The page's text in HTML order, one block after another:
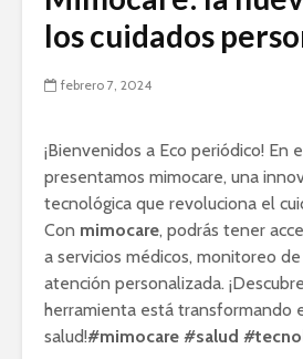
los cuidados
febrero 7, 2024
¡Bienvenidos a Eco periódico! En
presentamos mimocare, una
tecnológica que revoluciona el
Con mimocare, podrás tener
a servicios médicos, monitoreo
atención personalizada.
herramienta está transformando
salud!#mimocare #salud